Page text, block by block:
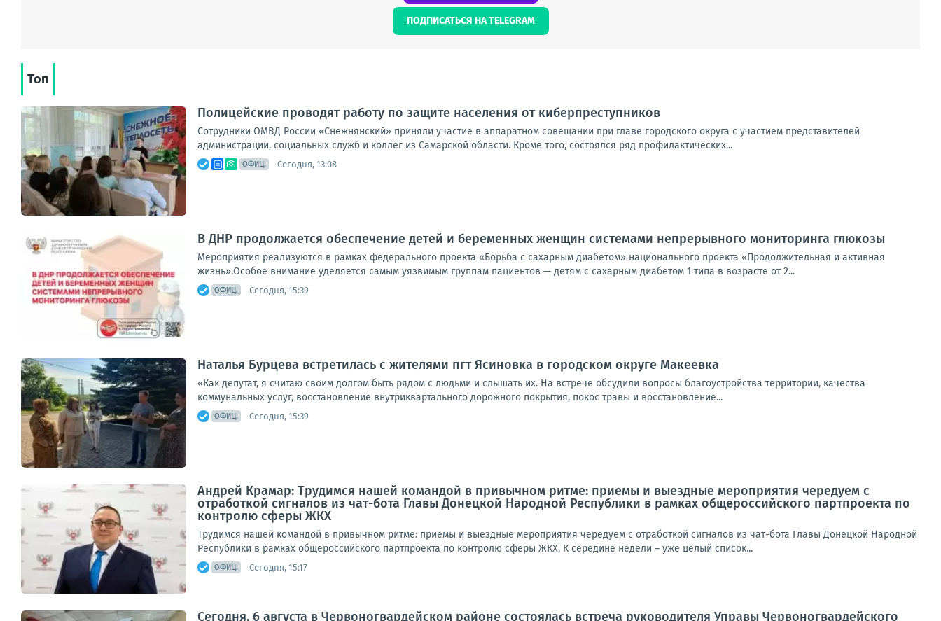
ПОДПИСАТЬСЯ НА TELEGRAM
Топ
Полицейские проводят работу по защите населения от киберпреступников
Сотрудники ОМВД России «Снежнянский» приняли участие в аппаратном совещании при главе городского округа с участием представителей
администрации, социальных служб и коллег из Самарской области. Кроме того, состоялся ряд профилактических...
ОФИЦ. Сегодня, 13:08
В ДНР продолжается обеспечение детей и беременных женщин системами непрерывного мониторинга глюкозы
Мероприятия реализуются в рамках федерального проекта «Борьба с сахарным диабетом» национального проекта «Продолжительная и активная
жизнь».Особое внимание уделяется самым уязвимым группам пациентов — детям с сахарным диабетом 1 типа в возрасте от 2...
ОФИЦ. Сегодня, 15:39
Наталья Бурцева встретилась с жителями пгт Ясиновка в городском округе Макеевка
«Как депутат, я считаю своим долгом быть рядом с людьми и слышать их. На встрече обсудили вопросы благоустройства территории, качества
коммунальных услуг, восстановление внутриквартального дорожного покрытия, покос травы и восстановление...
ОФИЦ. Сегодня, 15:39
Андрей Крамар: Трудимся нашей командой в привычном ритме: приемы и выездные мероприятия чередуем с
отработкой сигналов из чат-бота Главы Донецкой Народной Республики в рамках общероссийского партпроекта по
контролю сферы ЖКХ
Трудимся нашей командой в привычном ритме: приемы и выездные мероприятия чередуем с отработкой сигналов из чат-бота Главы Донецкой Народной
Республики в рамках общероссийского партпроекта по контролю сферы ЖКХ. К середине недели – уже целый список...
ОФИЦ. Сегодня, 15:17
Сегодня, 6 августа в Червоногвардейском районе состоялась встреча руководителя Управы Червоногвардейского